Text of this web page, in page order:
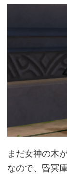
まだ女神の木
なので、昏冥